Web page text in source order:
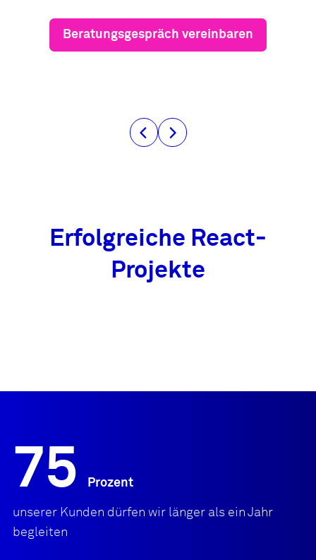
Beratungsgespräch vereinbaren
Erfolgreiche React-
Projekte
75 Prozent
unserer Kunden dürfen wir länger als ein Jahr
begleiten